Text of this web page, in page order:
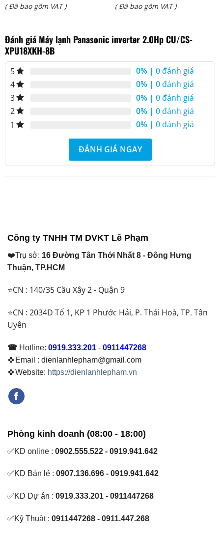
là:
Giá
tại
là:
₫ 56.500.000.
( Đã bao gồm VAT )
là:
Giá
tại
₫ 29.000.000.
( Đã bao gồm VAT )
Đánh giá Máy lạnh Panasonic inverter 2.0Hp CU/CS-
XPU18XKH-8B
5 0% | 0 đánh giá
4
0% | 0 đánh giá
3
0% | 0 đánh giá
2
0% | 0 đánh giá
1
0% | 0 đánh giá
ĐÁNH GIÁ NGAY
Công ty TNHH TM DVKT Lê Phạm
❤️Trụ sở: 16 Đường Tân Thới Nhất 8 - Đông Hưng
Thuận, TP.HCM
⭐CN : 140/35 Cầu Xây 2 - Quận 9
⭐CN : 2034D Tổ 1, KP 1 Phước Hải, P. Thái Hoà, TP. Tân
Uyên
☎ Hotline: 0919.333.201 - 0911447268
🍀Email : dienlanhlepham@gmail.com
🍀Website: https://dienlanhlepham.vn
Phòng kinh doanh (08:00 - 18:00)
✅KD online : 0902.555.522 - 0919.941.642
✅KD Bán lẻ : 0907.136.696 - 0919.941.642
✅KD Dự án : 0919.333.201 - 0911447268
✅Kỹ Thuật : 0911447268 - 0911.447.268